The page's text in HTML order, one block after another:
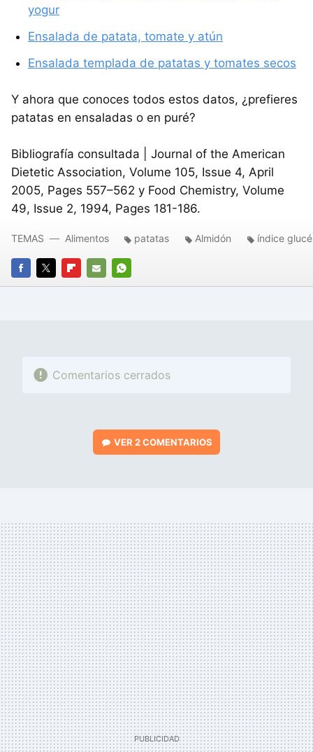
yogur
Ensalada de patata, tomate y atún
Ensalada templada de patatas y tomates secos
Y ahora que conoces todos estos datos, ¿prefieres
patatas en ensaladas o en puré?
Bibliografía consultada | Journal of the American
Dietetic Association, Volume 105, Issue 4, April
2005, Pages 557–562 y Food Chemistry, Volume
49, Issue 2, 1994, Pages 181-186.
FACEBOOK
TWITTERFLIPBOARD
E-
WHATSAPP
TEMAS Alimentos patatas Almidón índice
Comentarios cerrados
VER2 COMENTARIOS